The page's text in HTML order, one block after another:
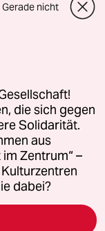
für Genehmigungen
Richtlinien
AGB
(Ads)
Gerade nicht
die sich gegen
Solidarität.
aus
Zentrum“ –
dabei?